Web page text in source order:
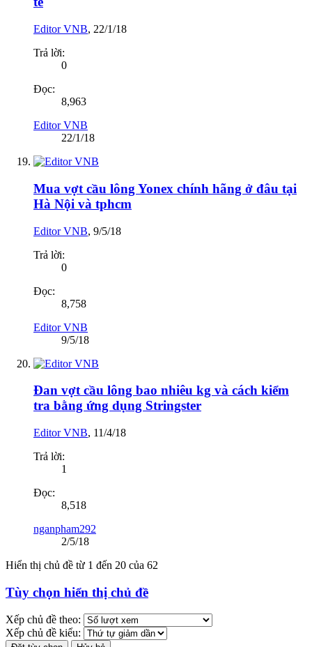
Editor VNB, 22/1/18
Trả lời:
0
Đọc:
8,963
Editor VNB
22/1/18
Mua vợt cầu lông Yonex chính hãng ở đâu tại
Hà Nội và tphcm
Editor VNB, 9/5/18
Trả lời:
0
Đọc:
8,758
Editor VNB
9/5/18
Đan vợt cầu lông bao nhiêu kg và cách kiểm
tra bằng ứng dụng Stringster
Editor VNB, 11/4/18
Trả lời:
1
Đọc:
8,518
nganpham292
2/5/18
Hiển thị chủ đề từ 1 đến 20 của 62
Tùy chọn hiển thị chủ đề
Xếp chủ đề theo:
Xếp chủ đề kiểu: